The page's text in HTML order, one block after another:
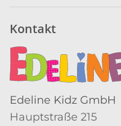
Kontakt
Edeline Kidz GmbH
Hauptstraße 215